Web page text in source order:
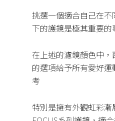
挑選一個適合自己在
下的護鏡是極其重要的
在上述的濾鏡顏色中
的選項給予所有愛好
考
特別是擁有外觀虹彩